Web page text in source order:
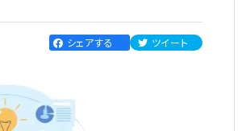
シェアする ツイート